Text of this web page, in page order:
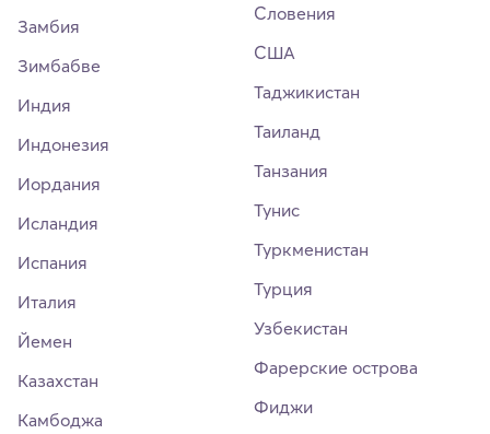
Замбия
Зимбабве
Индия
Индонезия
Иордания
Исландия
Испания
Италия
Йемен
Казахстан
Камбоджа
Словения
США
Таджикистан
Таиланд
Танзания
Тунис
Туркменистан
Турция
Узбекистан
Фарерские острова
Фиджи